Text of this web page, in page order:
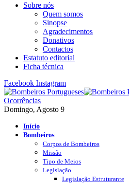
Sobre nós
Quem somos
Sinopse
Agradecimentos
Donativos
Contactos
Estatuto editorial
Ficha técnica
Facebook Instagram
Ocorrências
Domingo, Agosto 9
Início
Bombeiros
Corpos de Bombeiros
Missão
Tipo de Meios
Legislação
Legislação Estruturante